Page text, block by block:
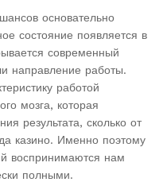
основательно
состояние появляется в
современный
направление работы.
работой
мозга, которая
результата, сколько от
казино. Именно поэтому
воспринимаются нам
полными.